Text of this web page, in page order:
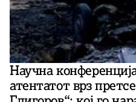
Научна
атентатот врз